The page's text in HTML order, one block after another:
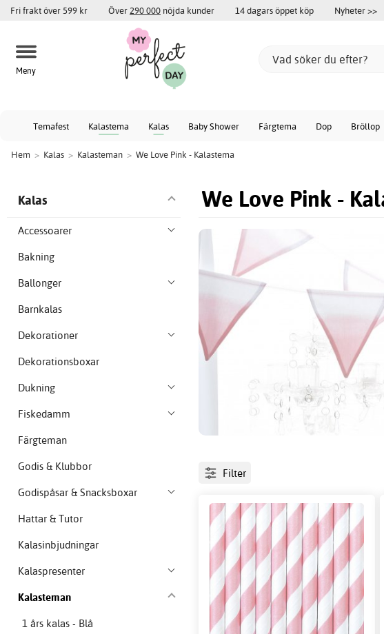
Fri frakt över 599 kr Över 290 000 nöjda kunder 14 dagars öppet köp Nyheter >>
Meny
Temafest Kalastema Kalas Baby Shower Färgtema Dop Bröllop
Hem > Kalas > Kalasteman > We Love Pink - Kalastema
We Love Pink -
Kalas
Accessoarer
Bakning
Ballonger
Barnkalas
Dekorationer
Dekorationsboxar
Dukning
Fiskedamm
Färgteman
Godis & Klubbor
Godispåsar & Snacksboxar
Hattar & Tutor
Kalasinbjudningar
Kalaspresenter
Kalasteman
1 års kalas - Blå
Filter